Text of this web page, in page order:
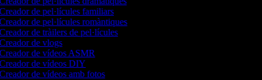
de pel·lícules familiars
de pel·lícules romàntiques
de tràilers de pel·lícules
de vlogs
de vídeos ASMR
de vídeos DIY
de vídeos amb fotos